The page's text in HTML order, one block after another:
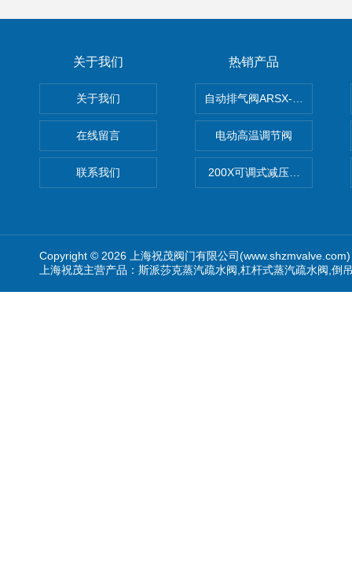
关于我们
关于我们
在线留言
联系我们
热销产品
自动排气阀ARSX-0015/
电动高温调节阀
200X可调式减压阀（减压稳
Copyright © 2026 上海祝茂阀门有限公司
上海祝茂主营产品：斯派莎克蒸汽疏水阀,杠杆式蒸汽疏水阀,倒